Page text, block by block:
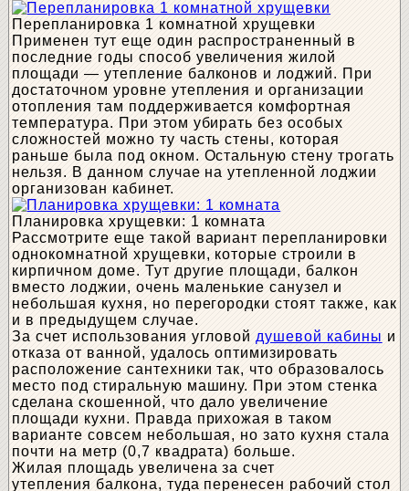
Перепланировка 1 комнатной хрущевки
Применен тут еще один распространенный в
последние годы способ увеличения жилой
площади — утепление балконов и лоджий. При
достаточном уровне утепления и организации
отопления там поддерживается комфортная
температура. При этом убирать без особых
сложностей можно ту часть стены, которая
раньше была под окном. Остальную стену трогать
нельзя. В данном случае на утепленной лоджии
организован кабинет.
Планировка хрущевки: 1 комната
Рассмотрите еще такой вариант перепланировки
однокомнатной хрущевки, которые строили в
кирпичном доме. Тут другие площади, балкон
вместо лоджии, очень маленькие санузел и
небольшая кухня, но перегородки стоят также, как
и в предыдущем случае.
За счет использования угловой душевой кабины и
отказа от ванной, удалось оптимизировать
расположение сантехники так, что образовалось
место под стиральную машину. При этом стенка
сделана скошенной, что дало увеличение
площади кухни. Правда прихожая в таком
варианте совсем небольшая, но зато кухня стала
почти на метр (0,7 квадрата) больше.
Жилая площадь увеличена за счет
утепления балкона, туда перенесен рабочий стол